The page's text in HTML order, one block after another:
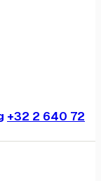
+32 2 640 72